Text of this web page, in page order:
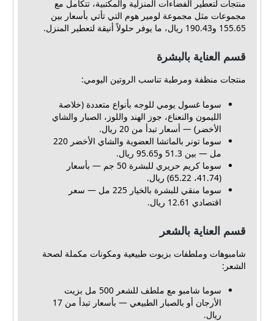
منتجات لتعطير الفضاءات المنزلية والمكتبية، تتكامل مع
مجموعات مثل مجموعة لومير هوم التي تأتي بأسعار بين
155.65 و190.43 ريال، ما يوفر حلولاً أنيقة لتعطير المنزل.
قسم العناية بالبشرة
منتجات منظفة ومرطبة تناسب الروتين اليومي:
سوما غسول يومي للوجه بأنواع متعددة (خلاصة
الليمون والنعناع، جوز الهند واللوز، الصبار والشاي
الأخضر) — أسعار تبدأ من 20 ريال.
سوما تونر بالماتشا العضوية والشاي الأخضر 220
مل — بين 51.3 و95.65 ريال.
سوما كريم حريري للبشرة 50 جم — بأسعار
(41.74، 65.22) ريال.
سوما منقي للبشرة بالخيار 225 مل — سعر
اقتصادي 12.61 ريال.
قسم العناية بالشعر
شامبوهات وملطفات بزيوت طبيعية ومكونات مكملة لصحة
الشعر:
سوما شامبو مع ملطف للشعر 500 مل بزيت
الأرجان أو بالصبار الطبيعي — بأسعار تبدأ من 17
ريال.